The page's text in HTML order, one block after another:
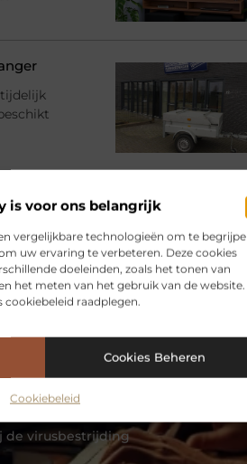
is voor ons belangrijk
vergelijkbare technologieën om te
uw ervaring te verbeteren. Deze cookies
doeleinden, zoals het tonen van
het meten van het gebruik van de website.
raadplegen.
Cookies Beheren
Cookiebeleid
al snel
de virusbestrijding